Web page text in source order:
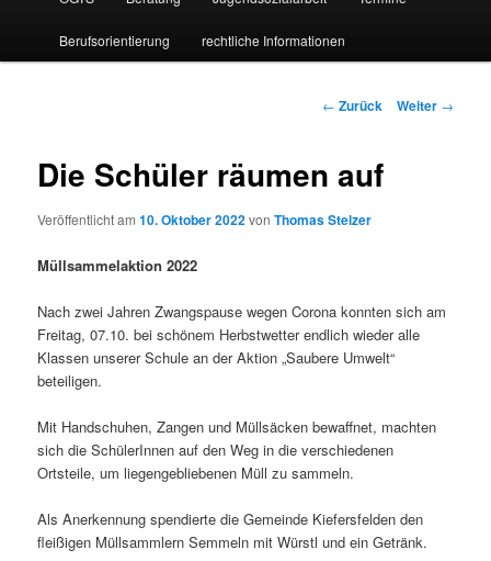
wechseln
Berufsorientierung rechtliche Informationen
Beitrags-
← Zurück Weiter →
Die Schüler räumen auf
Veröffentlicht am10. Oktober 2022vonThomas Stelzer
Müllsammelaktion 2022
Nach zwei Jahren Zwangspause wegen Corona konnten sich am
Freitag, 07.10. bei schönem Herbstwetter endlich wieder alle
Klassen unserer Schule an der Aktion „Saubere Umwelt“
beteiligen.
Mit Handschuhen, Zangen und Müllsäcken bewaffnet, machten
sich die SchülerInnen auf den Weg in die verschiedenen
Ortsteile, um liegengebliebenen Müll zu sammeln.
Als Anerkennung spendierte die Gemeinde Kiefersfelden den
fleißigen Müllsammlern Semmeln mit Würstl und ein Getränk.